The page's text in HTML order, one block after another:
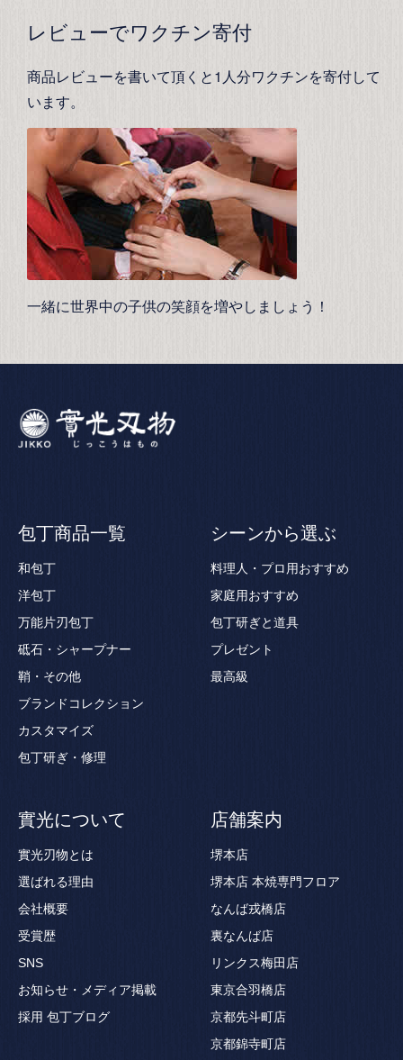
レビューでワクチン寄付
商品レビューを書いて頂くと1人分ワクチンを寄付して
います。
一緒に世界中の子供の笑顔を増やしましょう！
包丁商品一覧
和包丁
洋包丁
万能片刃包丁
砥石・シャープナー
鞘・その他
ブランドコレクション
カスタマイズ
包丁研ぎ・修理
シーンから選ぶ
料理人・プロ用おすすめ
家庭用おすすめ
包丁研ぎと道具
プレゼント
最高級
實光について
實光刃物とは
選ばれる理由
会社概要
受賞歴
SNS
お知らせ・メディア掲載
採用 包丁ブログ
店舗案内
堺本店
堺本店 本焼専門フロア
なんば戎橋店
裏なんば店
リンクス梅田店
東京合羽橋店
京都先斗町店
京都錦寺町店